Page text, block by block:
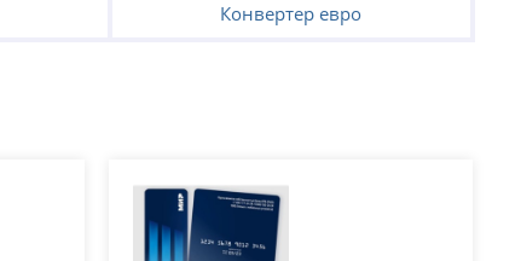
Конвертер евро